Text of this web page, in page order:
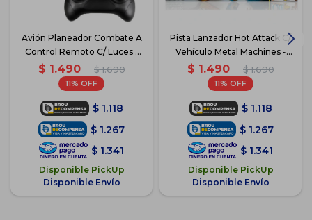
Avión Planeador Combate A
Control Remoto C/ Luces -
Rojo
$ 1.490 $ 1.690
11
$ 1.118
$ 1.267
$ 1.341
Disponible PickUp
Disponible Envío
Pista Lanzador Hot Attack C/
Vehículo Metal Machines -
Dino
$ 1.490 $ 1.690
11
$ 1.118
$ 1.267
$ 1.341
Disponible PickUp
Disponible Envío